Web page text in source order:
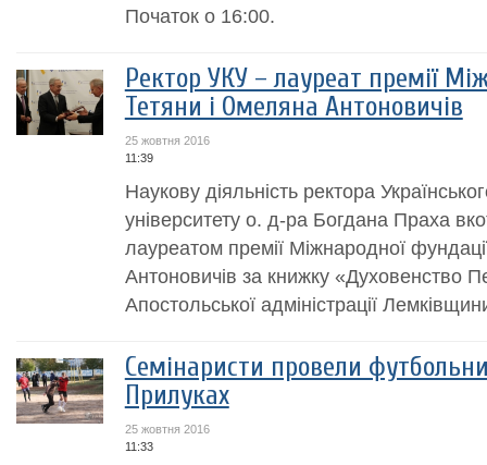
Початок о 16:00.
Ректор УКУ – лауреат премії
Тетяни і Омеляна Антоновичів
25 жовтня 2016
11:39
Наукову діяльність ректора
університету о. д-ра Богдана Праха
лауреатом премії Міжнародної
Антоновичів за книжку «Духовенство
Апостольської адміністрації
Семінаристи провели
Прилуках
25 жовтня 2016
11:33